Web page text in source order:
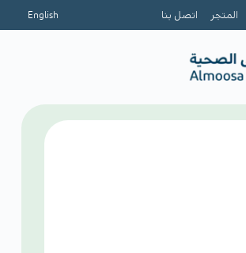
المتجر اتصل بنا English